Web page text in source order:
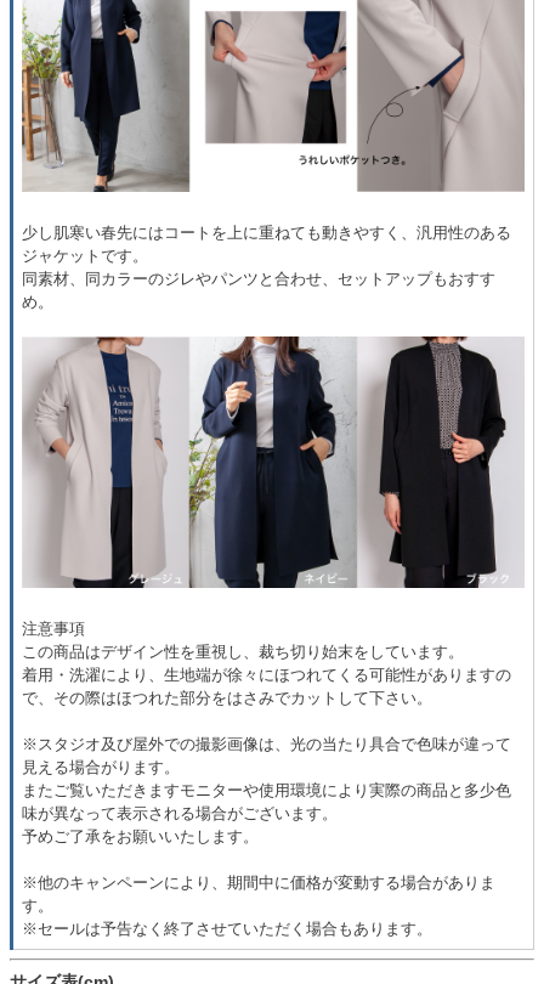
少し肌寒い春先にはコートを上に重ねても動きやすく、汎用性のある
ジャケットです。
同素材、同カラーのジレやパンツと合わせ、セットアップもおすす
め。
注意事項
この商品はデザイン性を重視し、裁ち切り始末をしています。
着用・洗濯により、生地端が徐々にほつれてくる可能性がありますの
で、その際はほつれた部分をはさみでカットして下さい。
※スタジオ及び屋外での撮影画像は、光の当たり具合で色味が違って
見える場合がります。
またご覧いただきますモニターや使用環境により実際の商品と多少色
味が異なって表示される場合がございます。
予めご了承をお願いいたします。
※他のキャンペーンにより、期間中に価格が変動する場合がありま
す。
※セールは予告なく終了させていただく場合もあります。